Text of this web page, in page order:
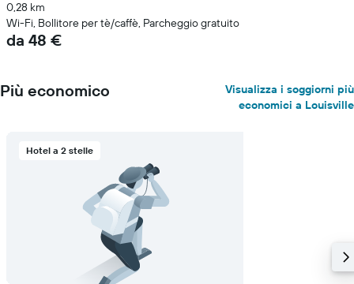
0,28 km
Wi-Fi, Bollitore per tè/caffè, Parcheggio gratuito
da 48 €
Più economico
Visualizza i soggiorni più
economici a Louisville
Hotel a 2 stelle